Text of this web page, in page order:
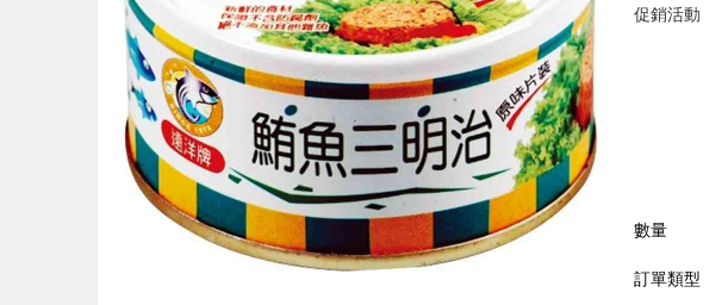
促銷活動
數量
訂單類型